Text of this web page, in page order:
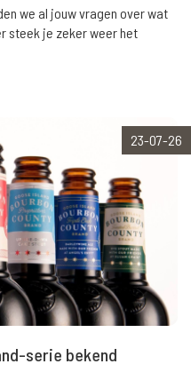
we al jouw vragen over wat
steek je zeker weer het
23-07-26
serie bekend